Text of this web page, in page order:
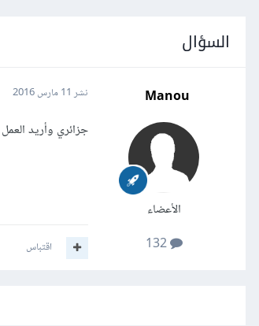
السؤال
Manou
الأعضاء
132
نشر 11 مارس 2016
جزائري وأريد
اقتباس